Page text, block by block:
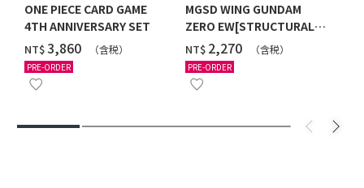
ONE PIECE CARD GAME
4TH ANNIVERSARY SET
NT$‌3,860 （含税）
PRE-ORDER
MGSD WING GUNDAM
ZERO EW[STRUCTURAL
COATING/BLACK] [2026年
12月發送]
NT$ ‌2,270 （含税）
PRE-ORDER